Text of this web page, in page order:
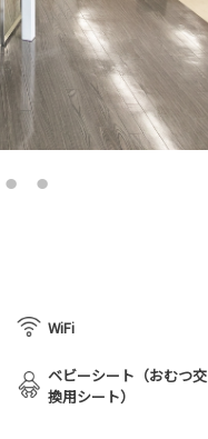
WiFi
ベビーシート（おむつ交
換用シート）